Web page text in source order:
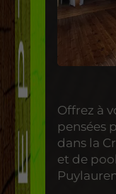
Offrez à
pensées
dans la
et de